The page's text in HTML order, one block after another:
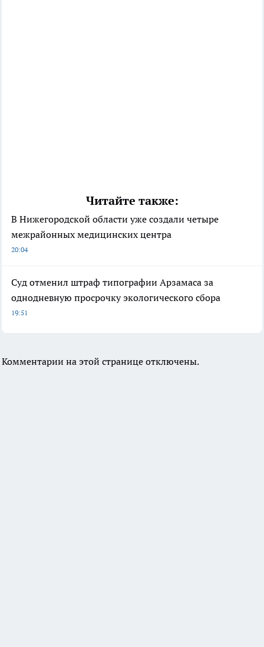
Читайте также:
В Нижегородской области уже создали четыре
межрайонных медицинских центра
20:04
Суд отменил штраф типографии Арзамаса за
однодневную просрочку экологического сбора
19:51
Комментарии на этой странице отключены.